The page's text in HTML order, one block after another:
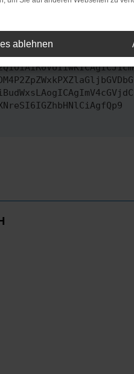
das Problem zu
ablehnen